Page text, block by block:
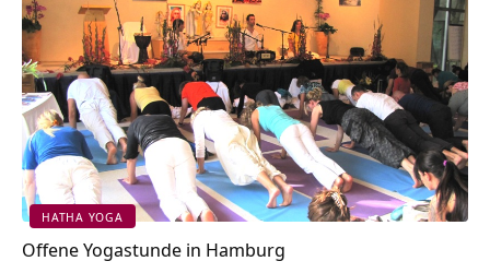
HATHA YOGA
Offene Yogastunde in Hamburg